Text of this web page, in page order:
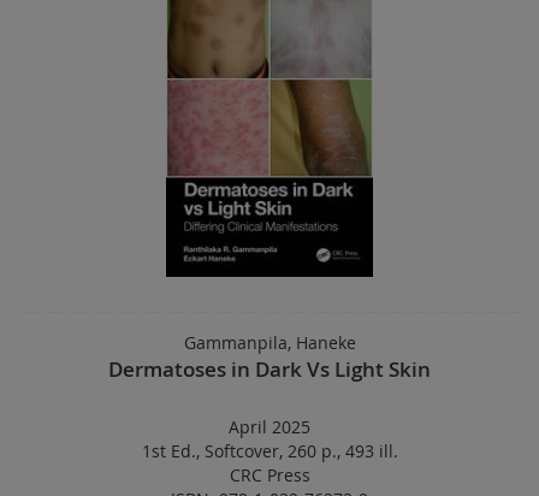
Gammanpila, Haneke
Dermatoses in Dark Vs Light Skin
April 2025
1st Ed., Softcover, 260 p., 493 ill.
CRC Press